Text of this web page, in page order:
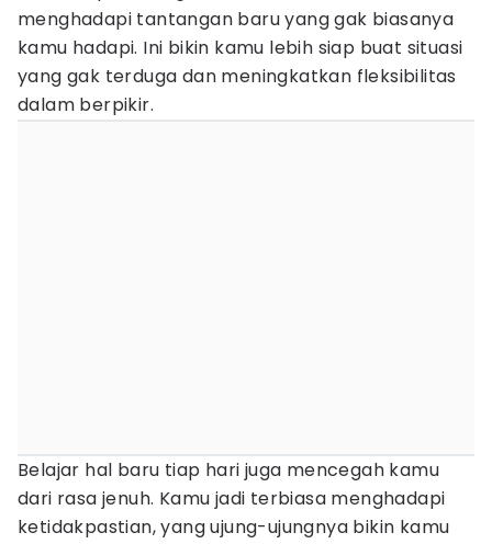
menghadapi tantangan baru yang gak biasanya
kamu hadapi. Ini bikin kamu lebih siap buat situasi
yang gak terduga dan meningkatkan fleksibilitas
dalam berpikir.
Belajar hal baru tiap hari juga mencegah kamu
dari rasa jenuh. Kamu jadi terbiasa menghadapi
ketidakpastian, yang ujung-ujungnya bikin kamu